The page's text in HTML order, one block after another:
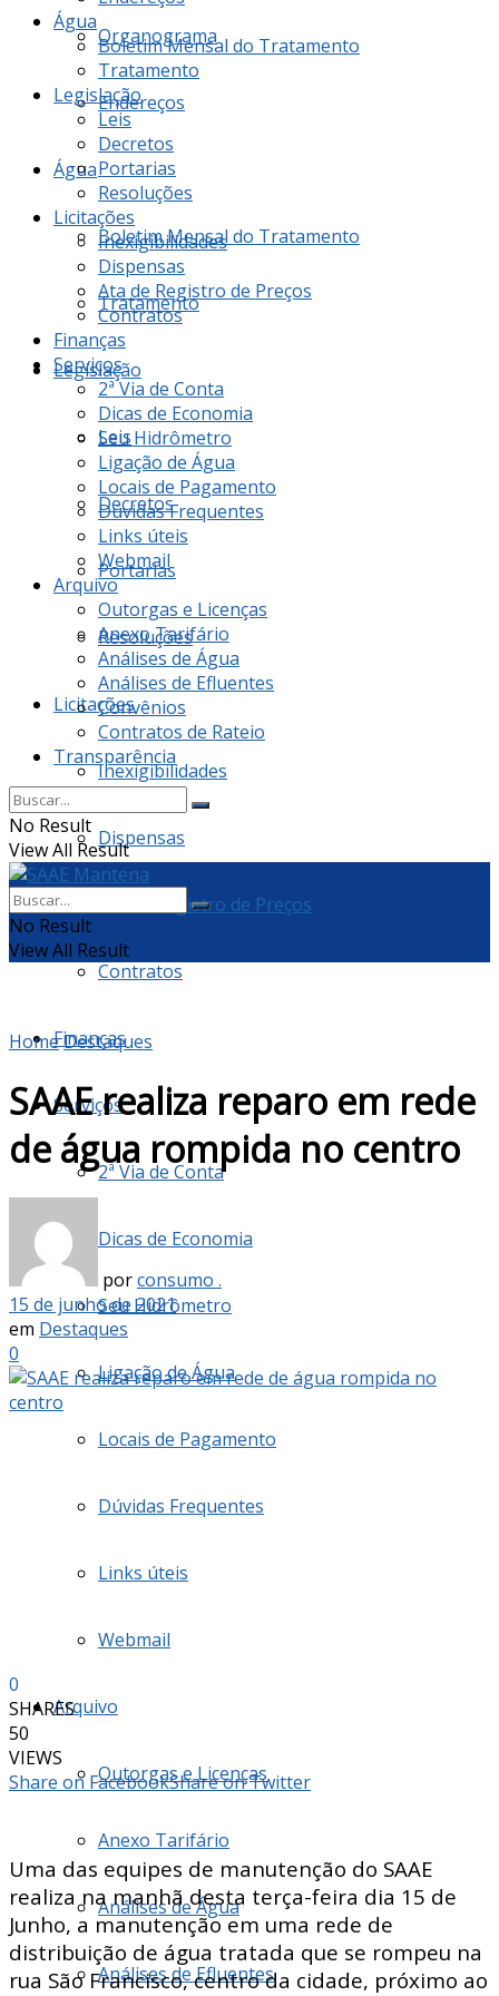
Organograma
Endereços
Água
Boletim Mensal do Tratamento
Tratamento
Legislação
Leis
Decretos
Portarias
Resoluções
Licitações
Inexigibilidades
Dispensas
Ata de Registro de Preços
Contratos
Finanças
Serviços
2ª Via de Conta
Dicas de Economia
Seu Hidrômetro
Ligação de Água
Locais de Pagamento
Dúvidas Frequentes
Links úteis
Webmail
Arquivo
Outorgas e Licenças
Anexo Tarifário
Análises de Água
Análises de Efluentes
Água
Boletim Mensal do Tratamento
Tratamento
Legislação
Leis
Decretos
Portarias
Resoluções
Licitações
Inexigibilidades
Dispensas
Ata de Registro de Preços
Contratos
Finanças
Serviços
2ª Via de Conta
Dicas de Economia
Seu Hidrômetro
Ligação de Água
Locais de Pagamento
Dúvidas Frequentes
Links úteis
Webmail
Arquivo
Outorgas e Licenças
Anexo Tarifário
Análises de Água
Análises de Efluentes
Convênios
Contratos de Rateio
Transparência
No Result
View All Result
No Result
View All Result
HomeDestaques
SAAE realiza reparo em rede
de água rompida no centro
porconsumo .
15 de junho de 2021
em Destaques
0
0
SHARES
50
VIEWS
Share on FacebookShare on Twitter
Uma das equipes de manutenção do SAAE
realiza na manhã desta terça-feira dia 15 de
Junho, a manutenção em uma rede de
distribuição de água tratada que se rompeu na
rua São Francisco, centro da cidade, próximo ao